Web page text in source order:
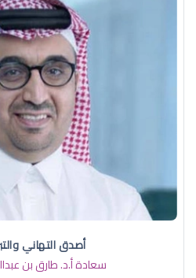
أصدق التهاني
سعادة أ.د. ​طارق بن